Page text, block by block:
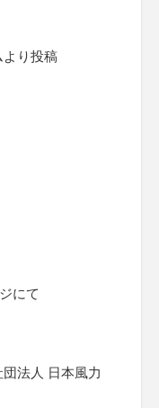
より投稿
にて
法人 日本風力